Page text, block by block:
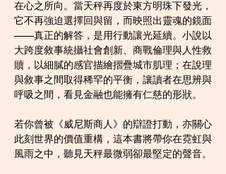
在心之所向。當天秤再度於東方明珠下發光，
它不再強迫選擇回與留，而映照出靈魂的鏡面
——真正的解答，是用行動讓光延續。小說以
大跨度敘事統攝社會創新、商戰倫理與人性救
贖，以細膩的感官描繪摺疊城市肌理；在說理
與敘事之間取得稀罕的平衡，讓讀者在思辨與
呼吸之間，看見金融也能擁有仁慈的形狀。
若你曾被《威尼斯商人》的辯證打動，亦關心
此刻世界的價值重構，這本書將帶你在霓虹與
風雨之中，聽見天秤最微弱卻最堅定的聲音。